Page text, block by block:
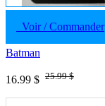
Voir / Commander
Batman
16.99 $ 25.99 $